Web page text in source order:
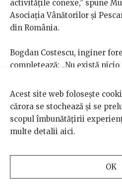
activitățile conexe,” spune
Asociația Vânătorilor și
din România.
Bogdan Costescu, inginer
completează: „Nu există
4.042 de urși, si avem între 8
nivelul României, avem un
atunci nu se pot împușca
un genocid.”
reduce conflictul, susține
pentru Conservarea
Acest site web folosește
cărora se stochează și se
scopul îmbunătățirii
multe detalii aici.
OK